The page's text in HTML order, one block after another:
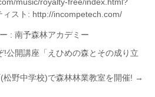
ィスト: http://incompetech.com/
: 南予森林アカデミー
!公開講座「えひめの森とその成り立
松野中学校)で森林林業教室を開催! →